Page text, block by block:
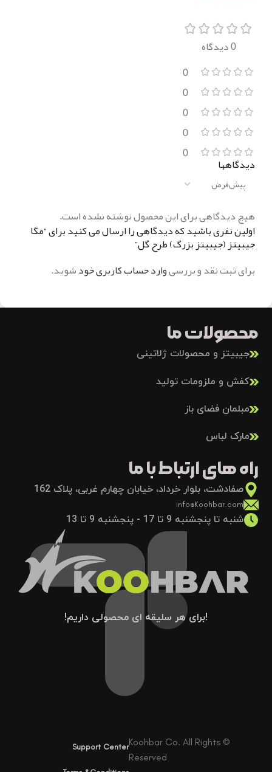
0 دیدگاه
0
0
0
0
0
دیدگاهها
هیچ دیدگاهی برای این محصول نوشته نشده است.
اولین نفری باشید که دیدگاهی را ارسال می کنید برای “مگا
جیبیتز (جیبیتز بزرگ) طرح گل”
برای ثبت نقد و بررسیوارد حساب کاربری خودشوید.
محصولات ما
جیبیتز و محصولات ژلاتینی
کفش و ملزومات تولید
مبلمان فضای باز
مارک لباس
راه های ارتباط با ما
صفادشت، بلوار خرداد، خیابان چهارم غربی، پلاک 162
info@Koohbar.com
شنبه تا پنجشنبه 9 تا 17 - پنجشنبه 9 تا 13
!برای هر سلیقه ای محصولی داریم!
© Koohbar Co. All Rights
Reserved
Support Center